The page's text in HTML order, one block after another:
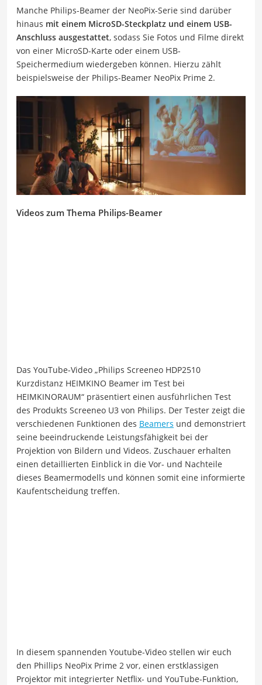
Manche Philips-Beamer der NeoPix-Serie sind darüber
hinaus mit einem MicroSD-Steckplatz und einem USB-
Anschluss ausgestattet, sodass Sie Fotos und Filme direkt
von einer MicroSD-Karte oder einem USB-
Speichermedium wiedergeben können. Hierzu zählt
beispielsweise der Philips-Beamer NeoPix Prime 2.
Videos zum Thema Philips-Beamer
Das YouTube-Video „Philips Screeneo HDP2510
Kurzdistanz HEIMKINO Beamer im Test bei
HEIMKINORAUM“ präsentiert einen ausführlichen Test
des Produkts Screeneo U3 von Philips. Der Tester zeigt die
verschiedenen Funktionen des Beamers und demonstriert
seine beeindruckende Leistungsfähigkeit bei der
Projektion von Bildern und Videos. Zuschauer erhalten
einen detaillierten Einblick in die Vor- und Nachteile
dieses Beamermodells und können somit eine informierte
Kaufentscheidung treffen.
In diesem spannenden Youtube-Video stellen wir euch
den Phillips NeoPix Prime 2 vor, einen erstklassigen
Projektor mit integrierter Netflix- und YouTube-Funktion,